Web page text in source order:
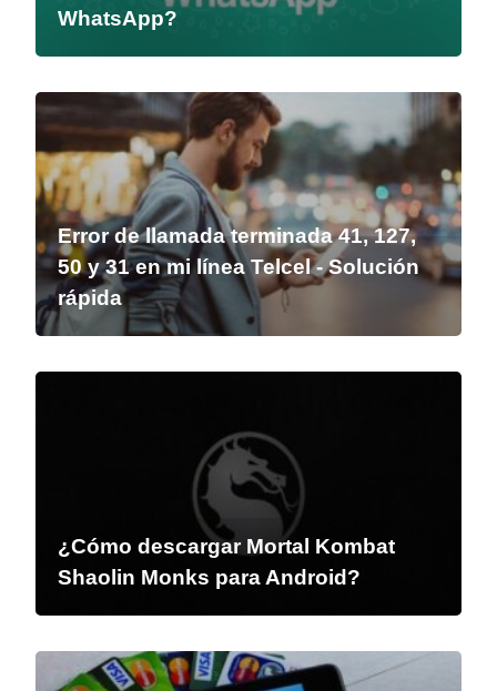
WhatsApp?
Error de llamada terminada 41, 127,
50 y 31 en mi línea Telcel - Solución
rápida
¿Cómo descargar Mortal Kombat
Shaolin Monks para Android?